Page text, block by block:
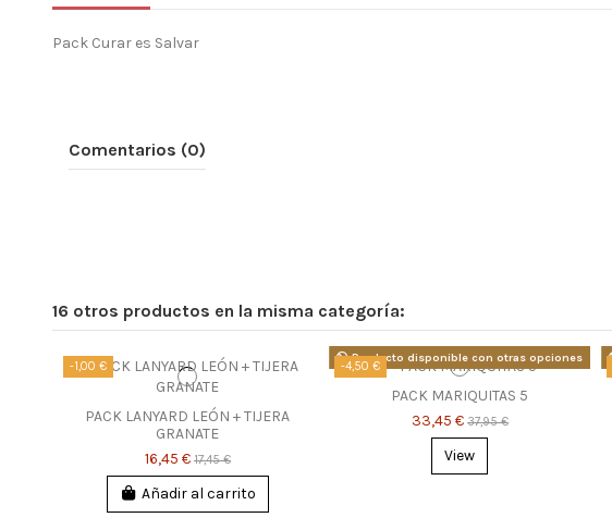
Pack Curar es Salvar
Comentarios (0)
16 otros productos en la misma categoría:
-1,00 €
PACK LANYARD LEÓN + TIJERA
GRANATE
16,45 € 17,45 €
Añadir al carrito
-4,50 €
Producto disponible con otras opciones
PACK MARIQUITAS 5
33,45 € 37,95 €
View